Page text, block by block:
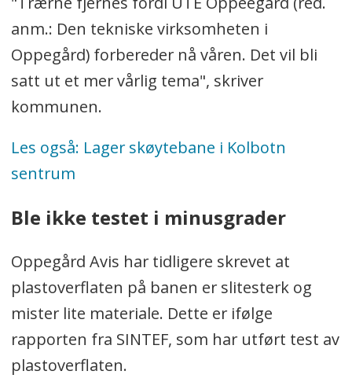
anm.: Den tekniske virksomheten i
Oppegård) forbereder nå våren. Det vil bli
satt ut et mer vårlig tema", skriver
kommunen.
Les også: Lager skøytebane i Kolbotn
sentrum
Ble ikke testet i minusgrader
Oppegård Avis har tidligere skrevet at
plastoverflaten på banen er slitesterk og
mister lite materiale. Dette er ifølge
rapporten fra SINTEF, som har utført test av
plastoverflaten.